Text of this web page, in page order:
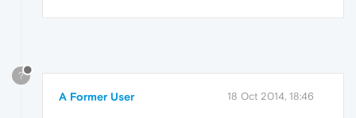
?
A Former User 18 Oct 2014, 18:46